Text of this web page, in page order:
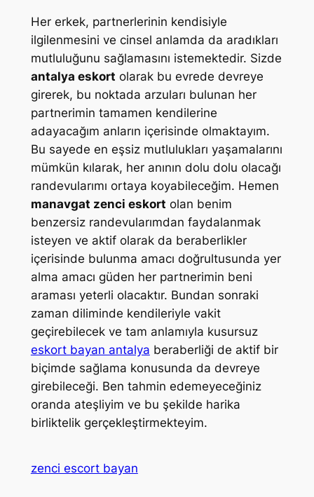
Her erkek, partnerlerinin kendisiyle
ilgilenmesini ve cinsel anlamda da aradıkları
mutluluğunu sağlamasını istemektedir. Sizde
antalya eskort olarak bu evrede devreye
girerek, bu noktada arzuları bulunan her
partnerimin tamamen kendilerine
adayacağım anların içerisinde olmaktayım.
Bu sayede en eşsiz mutlulukları yaşamalarını
mümkün kılarak, her anının dolu dolu olacağı
randevularımı ortaya koyabileceğim. Hemen
manavgat zenci eskort olan benim
benzersiz randevularımdan faydalanmak
isteyen ve aktif olarak da beraberlikler
içerisinde bulunma amacı doğrultusunda yer
alma amacı güden her partnerimin beni
araması yeterli olacaktır. Bundan sonraki
zaman diliminde kendileriyle vakit
geçirebilecek ve tam anlamıyla kusursuz
eskort bayan antalya beraberliği de aktif bir
biçimde sağlama konusunda da devreye
girebileceği. Ben tahmin edemeyeceğiniz
oranda ateşliyim ve bu şekilde harika
birliktelik gerçekleştirmekteyim.
zenci escort bayan